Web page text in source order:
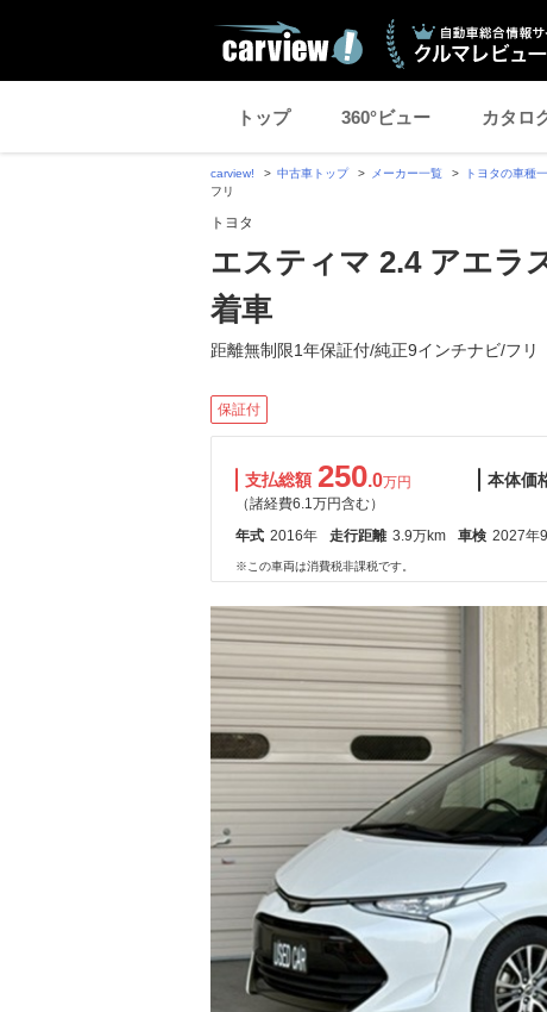
トップ 360°ビュー カタロ
carview! 中古車トップ メーカー一覧 トヨタの車種
フリ
トヨタ
エスティマ 2.4 アエラ
着車
距離無制限1年保証付/純正9インチナビ/フリ
保証付
支払総額 250.0万円
（諸経費6.1万円含む）
本体価
年式 2016年 走行距離 3.9万km 車検 2027年
※この車両は消費税非課税です。